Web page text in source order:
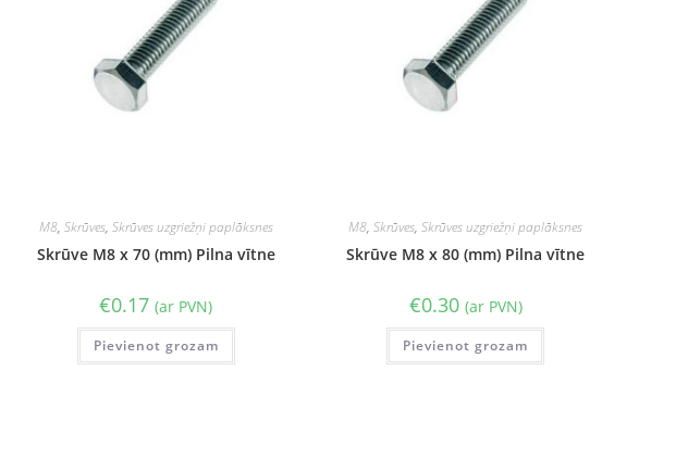
M8, Skrūves, Skrūves uzgriežņi paplāksnes
Skrūve M8 x 70 (mm) Pilna vītne
€0.17 (ar PVN)
Pievienot grozam
M8,Skrūves,Skrūves uzgriežņi paplāksnes
Skrūve M8 x 80 (mm) Pilna vītne
€0.30 (ar PVN)
Pievienot grozam